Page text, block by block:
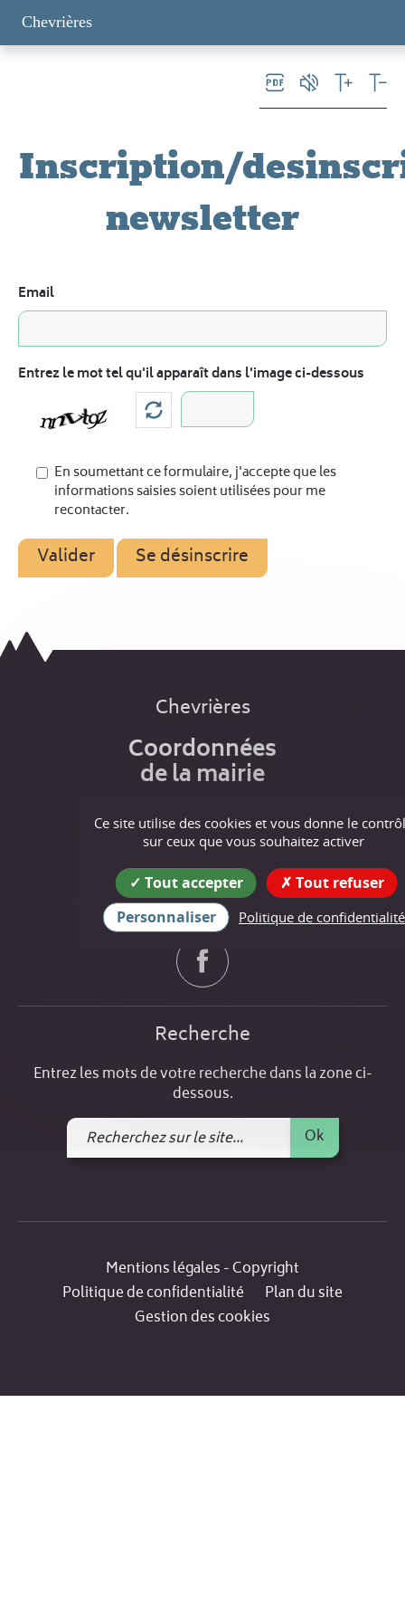
Chevrières
Inscription/
newsletter
Email
Entrez le mot tel qu'il apparaît dans l'image ci-dessous
En soumettant ce formulaire, j'accepte que les
informations saisies soient utilisées pour me
recontacter.
Chevrières
Coordonnées
de la mairie
10 place Vincendon-Dumoulin,
38160 Chevrières
tél : 04 76 64 10 56
Suivez nous !
Recherche
Entrez les mots de votre recherche dans la zone ci-
dessous.
Recherchez
sur
Ok
Mentions légales - Copyright
Politique de confidentialité
Plan du site
Gestion des cookies
Ce site utilise des cookies et vous donne le
sur ceux que vous souhaitez activer
Tout accepter
Tout refuser
Personnaliser
Politique de confidentialité